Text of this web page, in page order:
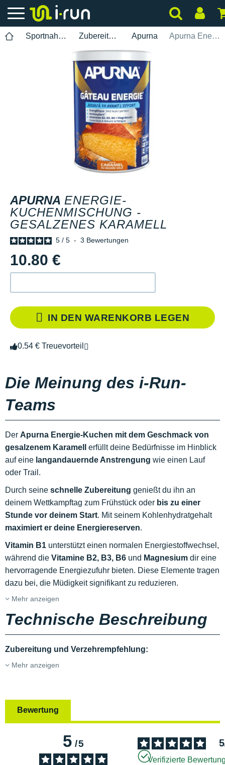
Sportnahrung Zubereitung Apurna Apurna Energie-Kuchenmischung - Gesalzenes Karamell
APURNA ENERGIE-
KUCHENMISCHUNG -
GESALZENES KARAMELL
5 / 5 - 3 Bewertungen
10.80 €
IN DEN WARENKORB LEGEN
0.54 € Treuevorteil
Die Meinung des i-Run-
Teams
Der Apurna Energie-Kuchen mit dem Geschmack von
gesalzenem Karamell
erfüllt deine Bedürfnisse im Hinblick
auf eine langandauernde Anstrengung wie einen Lauf
oder Trail.
Durch seine schnelle Zubereitung genießt du ihn an
deinem Wettkampftag zum Frühstück oder bis zu einer
Stunde vor deinem Start. Mit seinem Kohlenhydratgehalt
maximiert er deine Energiereserven.
Vitamin B1 unterstützt einen normalen Energiestoffwechsel,
während die Vitamine B2, B3, B6 und Magnesium dir eine
hervorragende Energiezufuhr bieten. Diese Elemente tragen
dazu bei, die Müdigkeit signifikant zu reduzieren.
Mehr anzeigen
Technische Beschreibung
Zubereitung und Verzehrempfehlung:
Mehr anzeigen
Bewertung
5/5 5
Verifizierte